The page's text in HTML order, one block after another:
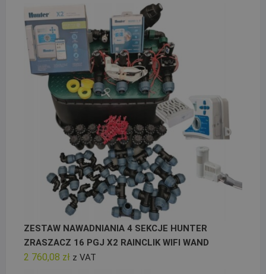
wynosiła:
10
499,00 zł.
wynosi:
7
890,00 zł.
ZESTAW NAWADNIANIA 4 SEKCJE HUNTER
ZRASZACZ 16 PGJ X2 RAINCLIK WIFI WAND
2 760,08 zł z VAT